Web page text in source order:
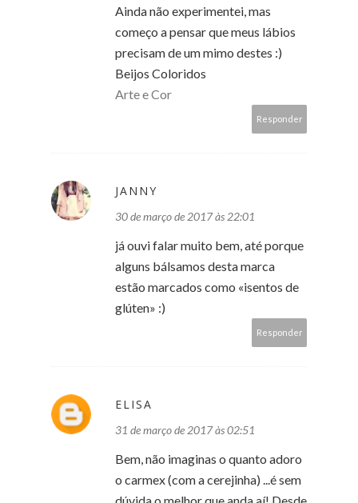
Ainda não experimentei, mas
começo a pensar que meus lábios
precisam de um mimo destes :)
Beijos Coloridos
Arte e Cor
Responder
JANNY
30 de março de 2017 às 22:01
já ouvi falar muito bem, até porque
alguns bálsamos desta marca
estão marcados como «isentos de
glúten» :)
Responder
ELISA
31 de março de 2017 às 02:51
Bem, não imaginas o quanto adoro
o carmex (com a cerejinha) ...é sem